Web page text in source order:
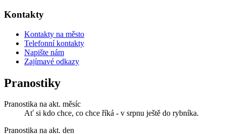
Kontakty
Kontakty na město
Telefonní kontakty
Napište nám
Zajímavé odkazy
Pranostiky
Pranostika na akt. měsíc
Ať si kdo chce, co chce říká - v srpnu ještě do rybníka.
Pranostika na akt. den